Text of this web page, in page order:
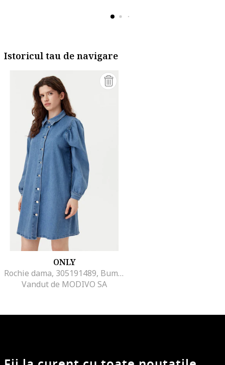
Istoricul tau de navigare
ONLY
Rochie dama, 305191489, Bumbac, Albastru, Albastru
Vandut de MODIVO SA